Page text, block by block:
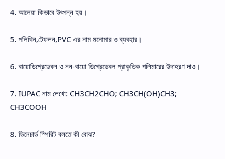
4. আলেয়া কিভাবে উৎপন্ন হয়।
5. পলিথিন,টেফলন,PVC এর নাম মনোমার ও ব্যবহার।
6. বায়োডিগ্রেডেবল ও নন-বায়ো ডিগ্রেডেবল প্রাকৃতিক পলিমারের উদাহরণ দাও।
7. IUPAC নাম লেখো: CH3CH2CHO; CH3CH(OH)CH3;
CH3COOH
8. ডিনেচার্ড স্পিরিট বলতে কী বোঝ?